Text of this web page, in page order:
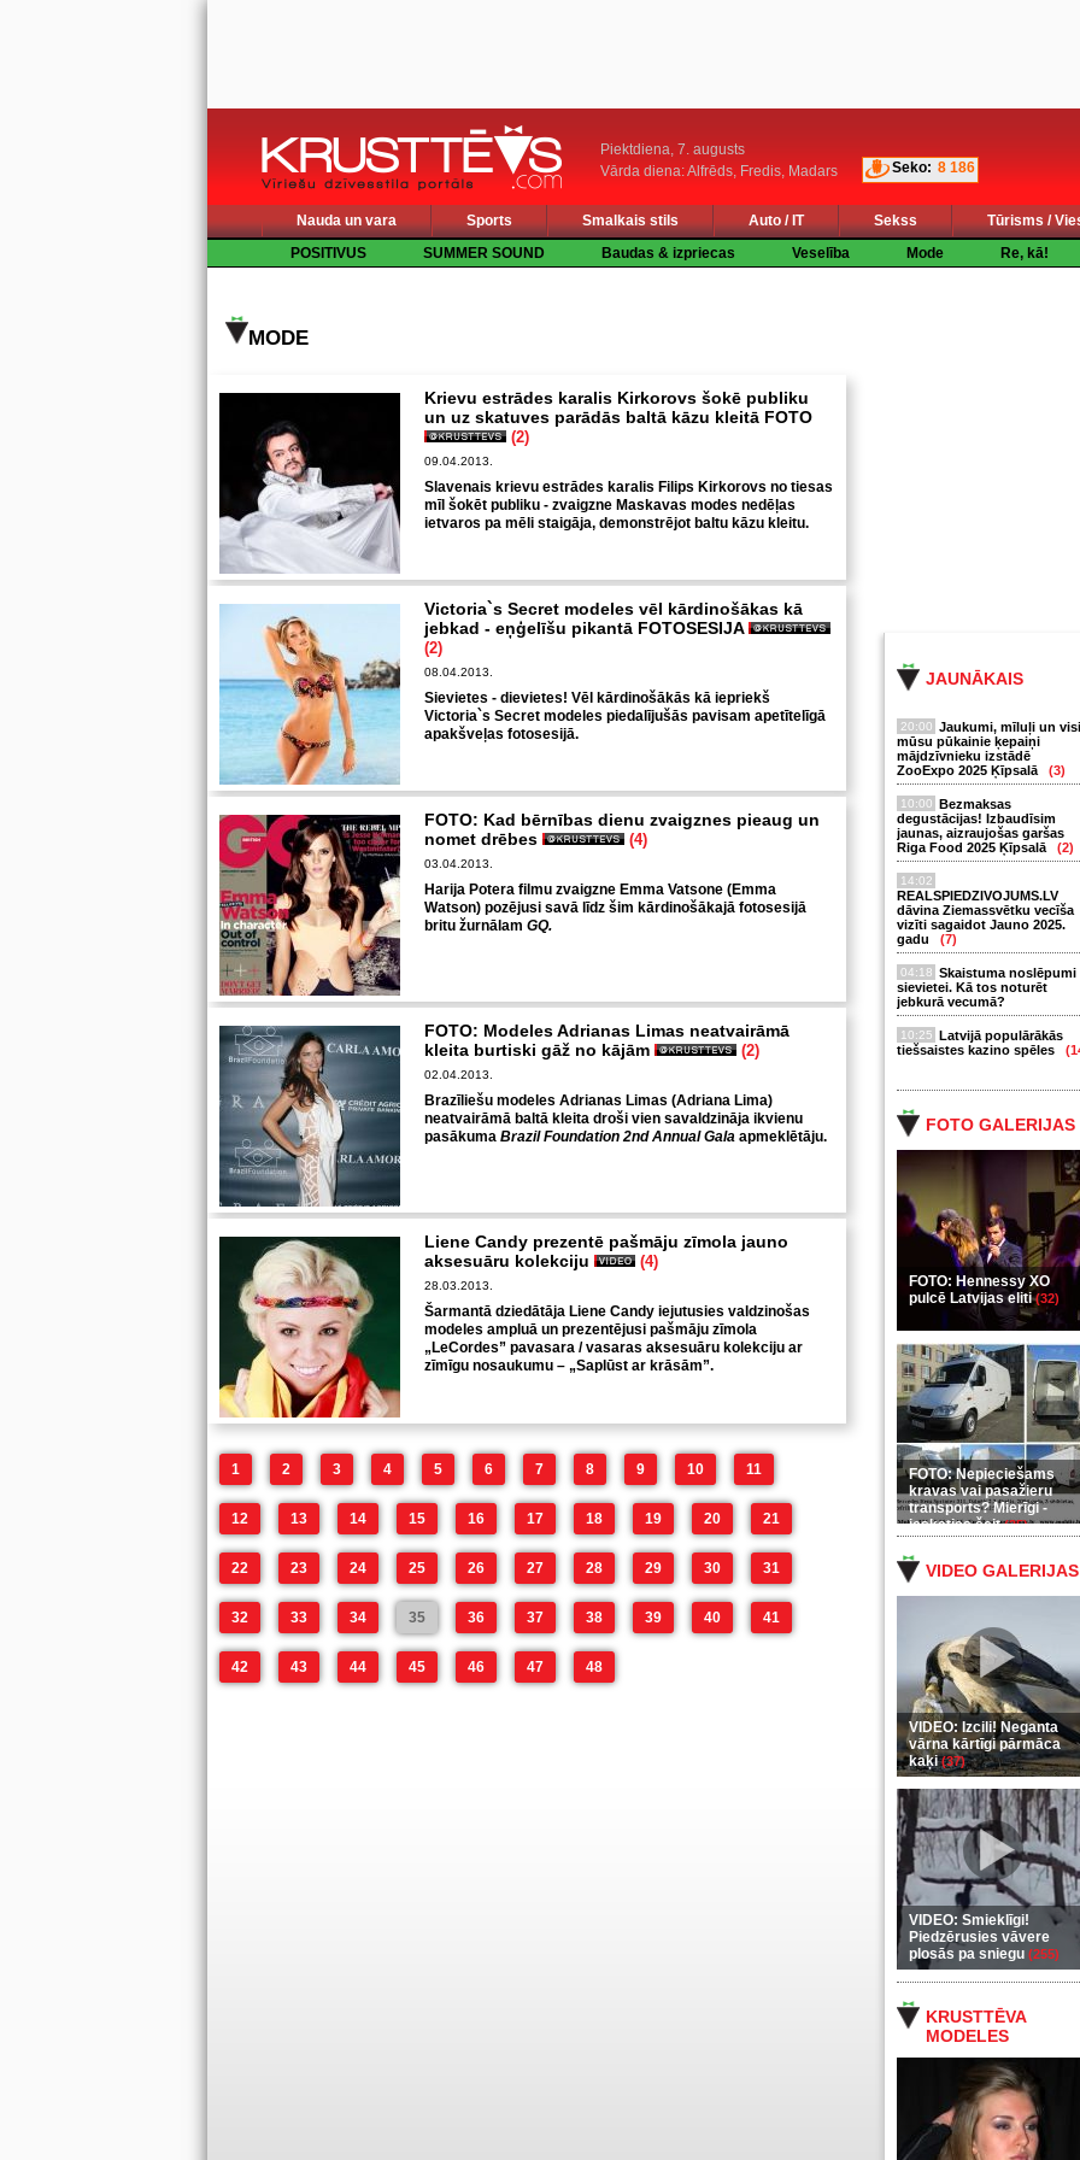
Piektdiena, 7. augusts
Vārda diena: Alfrēds, Fredis, Madars
Seko: 8 186
Nauda un vara Sports Smalkais stils Auto / IT Sekss
Tūrisms /
POSITIVUS
SUMMER SOUND Baudas & izpriecas Veselība Mode Re, kā!
JAUNĀKAIS
20:00 Jaukumi, mīluļi un visi
mūsu pūkainie ķepaiņi
mājdzīvnieku izstādē
ZooExpo 2025 Ķīpsalā
(3)
10:00 Bezmaksas
degustācijas! Izbaudīsim
jaunas, aizraujošas garšas
Riga Food 2025 Ķīpsalā
(2)
14:02
REALSPIEDZIVOJUMS.LV
dāvina Ziemassvētku vecīša
vizīti sagaidot Jauno 2025.
gadu
(7)
04:18 Skaistuma noslēpumi
sievietei. Kā tos noturēt
jebkurā vecumā?
10:25 Latvijā populārākās
tiešsaistes kazino spēles
FOTO GALERIJAS
FOTO: Hennessy XO
pulcē Latvijas eliti(32)
FOTO: Nepieciešams
kravas vai pasažieru
transports? Mierīgi -
ieskaties šeit(35)
VIDEO GALERIJAS
VIDEO: Izcili! Neganta
vārna kārtīgi pārmāca
kaķi(37)
VIDEO: Smieklīgi!
Piedzērusies vāvere
plosās pa sniegu (255)
KRUSTTĒVA
MODELES
MODE
Krievu estrādes karalis Kirkorovs šokē publiku
un uz skatuves parādās baltā kāzu kleitā FOTO
(2)
09.04.2013.
Slavenais krievu estrādes karalis Filips Kirkorovs no tiesas
mīl šokēt publiku - zvaigzne Maskavas modes nedēļas
ietvaros pa mēli staigāja, demonstrējot baltu kāzu kleitu.
Victoria`s Secret modeles vēl kārdinošākas kā
jebkad - eņģelīšu pikantā FOTOSESIJA
(2)
08.04.2013.
Sievietes - dievietes! Vēl kārdinošākās kā iepriekš
Victoria`s Secret modeles piedalījušās pavisam apetītelīgā
apakšveļas fotosesijā.
FOTO: Kad bērnības dienu zvaigznes pieaug un
nomet drēbes
(4)
03.04.2013.
Harija Potera filmu zvaigzne Emma Vatsone (Emma
Watson) pozējusi savā līdz šim kārdinošākajā fotosesijā
britu žurnālam GQ.
FOTO: Modeles Adrianas Limas neatvairāmā
kleita burtiski gāž no kājām
(2)
02.04.2013.
Brazīliešu modeles Adrianas Limas (Adriana Lima)
neatvairāmā baltā kleita droši vien savaldzināja ikvienu
pasākuma Brazil Foundation 2nd Annual Gala apmeklētāju.
Liene Candy prezentē pašmāju zīmola jauno
aksesuāru kolekciju
(4)
28.03.2013.
Šarmantā dziedātāja Liene Candy iejutusies valdzinošas
modeles ampluā un prezentējusi pašmāju zīmola
„LeCordes” pavasara / vasaras aksesuāru kolekciju ar
zīmīgu nosaukumu – „Saplūst ar krāsām”.
1 2 3 4 5 6 7 8 9 10 11
12 13 14 15 16 17 18 19 20 21
22 23 24 25 26 27 28 29 30 31
32 33 34 35 36 37 38 39 40 41
42 43 44 45 46 47 48